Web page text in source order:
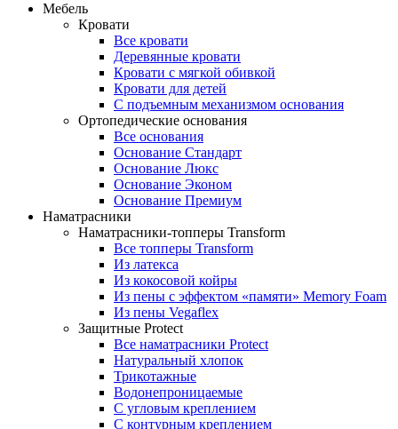
Мебель
Кровати
Все кровати
Деревянные кровати
Кровати с мягкой обивкой
Кровати для детей
С подъемным механизмом основания
Ортопедические основания
Все основания
Основание Стандарт
Основание Люкс
Основание Эконом
Основание Премиум
Наматрасники
Наматрасники-топперы Transform
Все топперы Transform
Из латекса
Из кокосовой койры
Из пены с эффектом «памяти» Memory Foam
Из пены Vegaflex
Защитные Protect
Все наматрасники Protect
Натуральный хлопок
Трикотажные
Водонепроницаемые
С угловым креплением
С контурным креплением